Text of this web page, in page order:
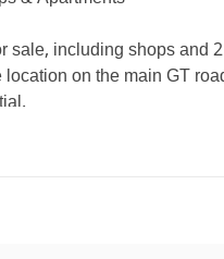
sale, including shops and
on the main GT